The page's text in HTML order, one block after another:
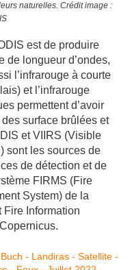
naturelles. Crédit image :
est de produire
de longueur d’ondes,
l’infrarouge à courte
et l’infrarouge
permettent d’avoir
surface brûlées et
et VIIRS (Visible
sont les sources de
de détection et de
FIRMS (Fire
System) de la
Fire Information